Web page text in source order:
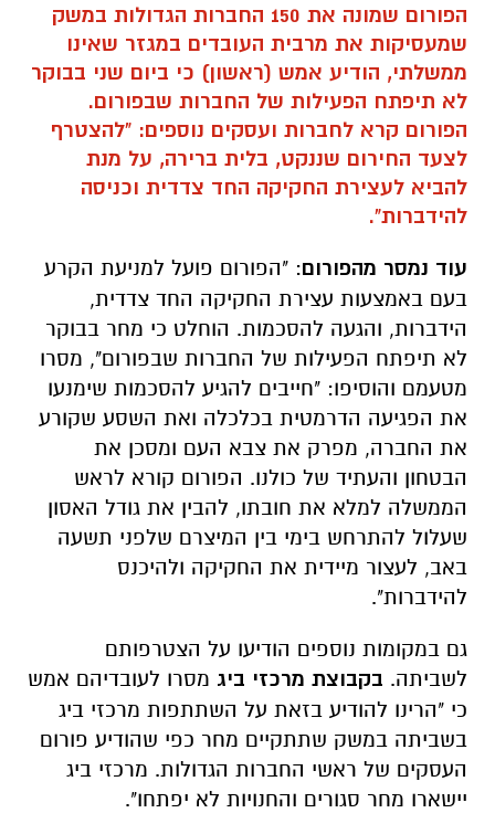
הפורום שמונה את 150 החברות הגדולות במשק
שמעסיקות את מרבית העובדים במגזר שאינו
ממשלתי, הודיע אמש (ראשון) כי ביום שני בבוקר
לא תיפתח הפעילות של החברות שבפורום.
הפורום קרא לחברות ועסקים נוספים: "להצטרף
לצעד החירום שננקט, בלית ברירה, על מנת
להביא לעצירת החקיקה החד צדדית וכניסה
להידברות".
עוד נמסר מהפורום: "הפורום פועל למניעת הקרע
בעם באמצעות עצירת החקיקה החד צדדית,
הידברות, והגעה להסכמות. הוחלט כי מחר בבוקר
לא תיפתח הפעילות של החברות שבפורום", מסרו
מטעמם והוסיפו: "חייבים להגיע להסכמות שימנעו
את הפגיעה הדרמטית בכלכלה ואת השסע שקורע
את החברה, מפרק את צבא העם ומסכן את
הבטחון והעתיד של כולנו. הפורום קורא לראש
הממשלה למלא את חובתו, להבין את גודל האסון
שעלול להתרחש בימי בין המיצרם שלפני תשעה
באב, לעצור מיידית את החקיקה ולהיכנס
להידברות".
גם במקומות נוספים הודיעו על הצטרפותם
לשביתה. בקבוצת מרכזי ביג מסרו לעובדיהם אמש
כי "הרינו להודיע בזאת על השתתפות מרכזי ביג
בשביתה במשק שתתקיים מחר כפי שהודיע פורום
העסקים של ראשי החברות הגדולות. מרכזי ביג
יישארו מחר סגורים והחנויות לא יפתחו".